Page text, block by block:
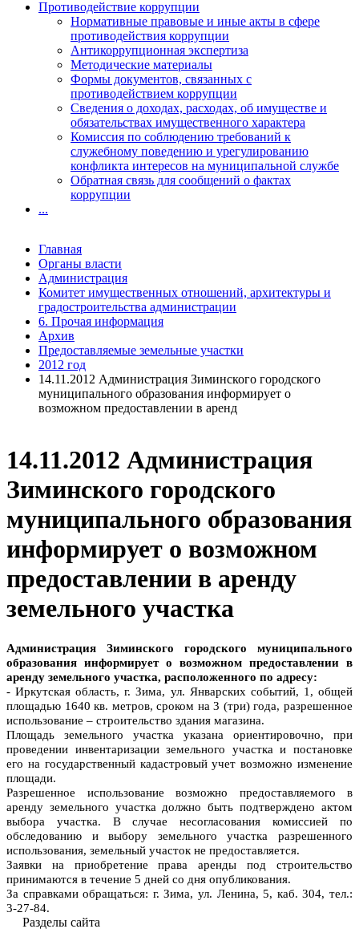
14.11.2012 Администрация
Зиминского городского
муниципального образования
информирует о возможном
предоставлении в аренду
земельного участка
Администрация Зиминского городского муниципального
образования информирует о возможном предоставлении в
аренду земельного участка, расположенного по адресу:
- Иркутская область, г. Зима, ул. Январских событий, 1, общей
площадью 1640 кв. метров, сроком на 3 (три) года, разрешенное
использование – строительство здания магазина.
Площадь земельного участка указана ориентировочно, при
проведении инвентаризации земельного участка и постановке
его на государственный кадастровый учет возможно изменение
площади.
Разрешенное использование возможно предоставляемого в
аренду земельного участка должно быть подтверждено актом
выбора участка. В случае несогласования комиссией по
обследованию и выбору земельного участка разрешенного
использования, земельный участок не предоставляется.
Заявки на приобретение права аренды под строительство
принимаются в течение 5 дней со дня опубликования.
За справками обращаться: г. Зима, ул. Ленина, 5, каб. 304, тел.:
3-27-84.
Разделы сайта
Противодействие коррупции
Нормативные правовые и иные акты в сфере
противодействия коррупции
Антикоррупционная экспертиза
Методические материалы
Формы документов, связанных с
противодействием коррупции
Сведения о доходах, расходах, об имуществе и
обязательствах имущественного характера
Комиссия по соблюдению требований к
служебному поведению и урегулированию
конфликта интересов на муниципальной службе
Обратная связь для сообщений о фактах
коррупции
...
Главная
Органы власти
Администрация
Комитет имущественных отношений, архитектуры и
градостроительства администрации
6. Прочая информация
Архив
Предоставляемые земельные участки
2012 год
14.11.2012 Администрация Зиминского городского
муниципального образования информирует о
возможном предоставлении в аренд